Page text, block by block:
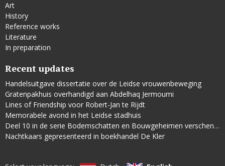
Art
History
Reference works
Literature
In preparation
Recent updates
Handelsuitgave dissertatie over de Leidse vrouwenbeweging
Gratenpakhuis overhandigd aan Abdelhaq Jermoumi
Lines of Friendship voor Robert-Jan te Rijdt
Memorabele avond in het Leidse stadhuis
Deel 10 in de serie Bodemschatten en Bouwgeheimen verschenen
Nachtkaars gepresenteerd in boekhandel De Kler